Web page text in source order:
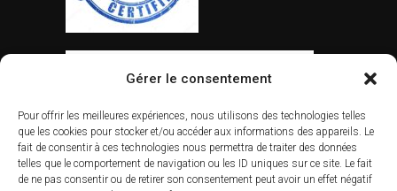
Gérer le consentement
Pour offrir les meilleures expériences, nous utilisons des technologies telles
que les cookies pour stocker et/ou accéder aux informations des appareils. Le
fait de consentir à ces technologies nous permettra de traiter des données
telles que le comportement de navigation ou les ID uniques sur ce site. Le fait
de ne pas consentir ou de retirer son consentement peut avoir un effet négatif